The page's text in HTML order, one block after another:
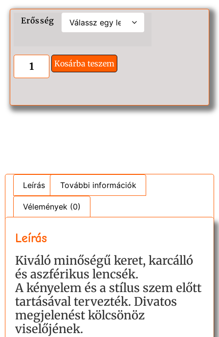
Erősség
Kosárba teszem
Leírás További információk
Vélemények (0)
Leírás
Kiváló minőségű keret, karcálló
és aszférikus lencsék.
A kényelem és a stílus szem előtt
tartásával tervezték. Divatos
megjelenést kölcsönöz
viselőjének.